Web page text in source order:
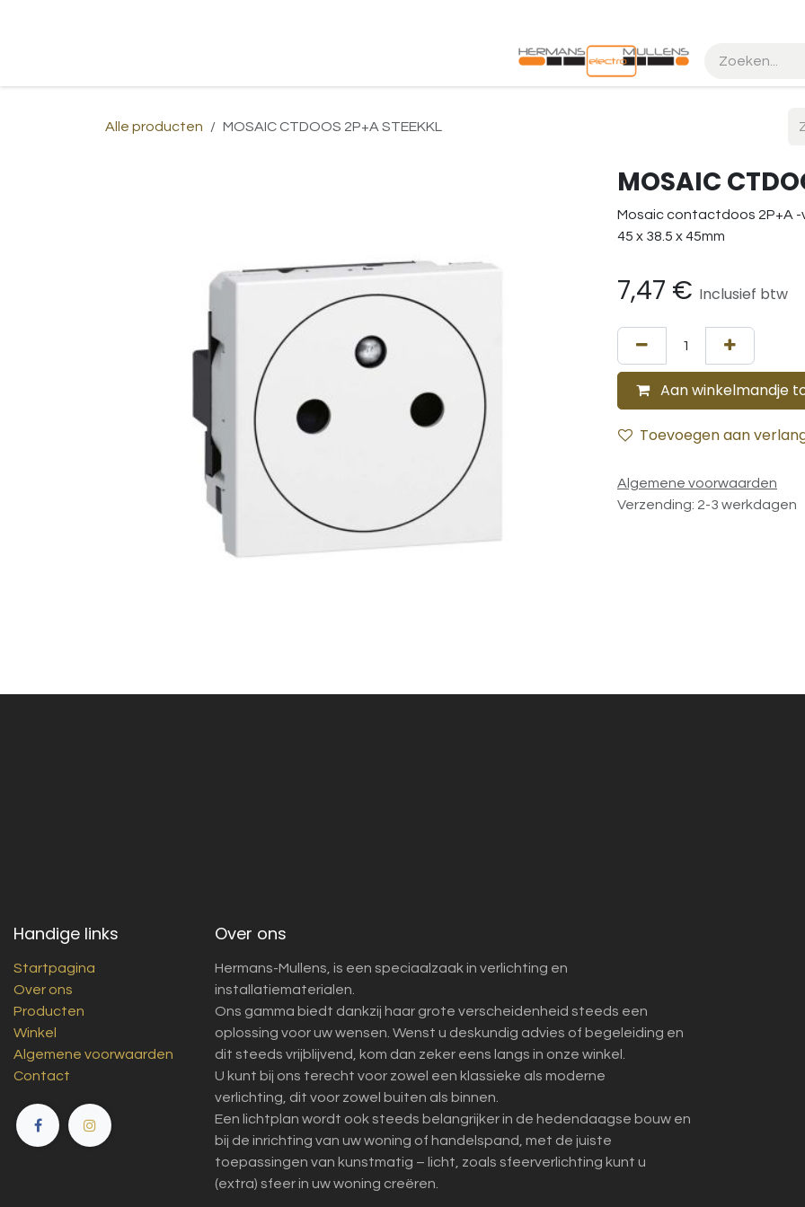
Realisaties
Alle producten MOSAIC CTDOOS 2P+A STEEKKL
MOSAIC
Mosaic contactdoos 2P+A -
45 x 38.5 x 45mm
7,47 € Inclusief btw
Aan winkelmandje
Toevoegen aan
Algemene voorwaarden
Verzending: 2-3 werkdagen
Handige links
Startpagina
Over ons
Producten
Winkel
Algemene voorwaarden
Contact
Over ons
Hermans-Mullens, is een speciaalzaak in verlichting en
installatiematerialen.
Ons gamma biedt dankzij haar grote verscheidenheid steeds een
oplossing voor uw wensen. Wenst u deskundig advies of begeleiding en
dit steeds vrijblijvend, kom dan zeker eens langs in onze winkel.
U kunt bij ons terecht voor zowel een klassieke als moderne
verlichting, dit voor zowel buiten als binnen.
Een lichtplan wordt ook steeds belangrijker in de hedendaagse bouw en
bij de inrichting van uw woning of handelspand, met de juiste
toepassingen van kunstmatig – licht, zoals sfeerverlichting kunt u
(extra) sfeer in uw woning creëren.